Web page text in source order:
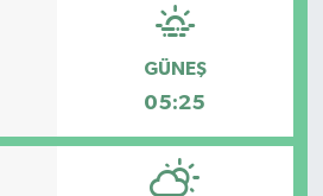
GÜNEŞ
05:25